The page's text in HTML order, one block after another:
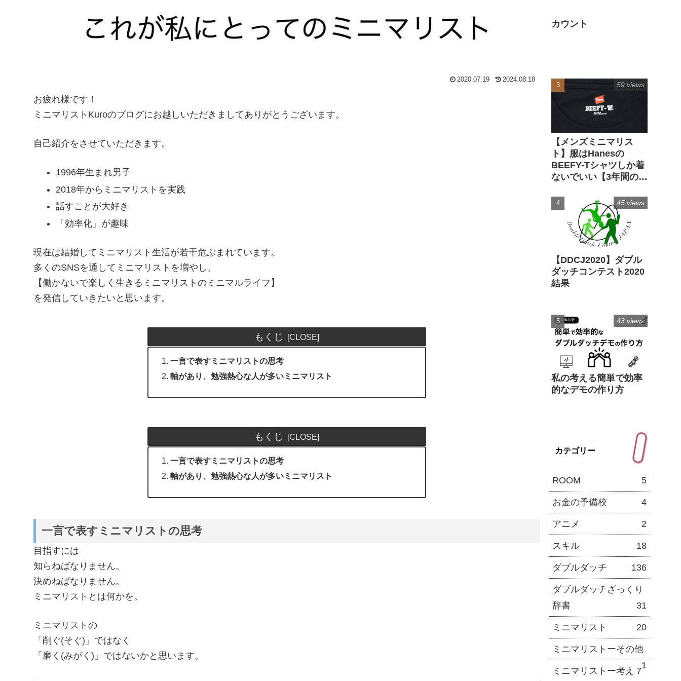
2020.07.19 2024.08.18
お疲れ様です！
ミニマリストKuroのブログにお越しいただきましてありがとうございます。
自己紹介をさせていただきます。
1996年生まれ男子
2018年からミニマリストを実践
話すことが大好き
「効率化」が趣味
現在は結婚してミニマリスト生活が若干危ぶまれています。
多くのSNSを通してミニマリストを増やし、
【働かないで楽しく生きるミニマリストのミニマルライフ】
を発信していきたいと思います。
もくじ
一言で表すミニマリストの思考
軸があり、勉強熱心な人が多いミニマリスト
もくじ
一言で表すミニマリストの思考
軸があり、勉強熱心な人が多いミニマリスト
一言で表すミニマリストの思考
目指すには
知らねばなりません。
決めねばなりません。
ミニマリストとは何かを。
ミニマリストの
「削ぐ(そぐ)」ではなく
「磨く(みがく)」ではないかと思います。
カウント
【メンズミニマリス
ト】服はHanesの
BEEFY-Tシャツしか着
ないでいい【3年間の実
59 views
【DDCJ2020】ダブル
ダッチコンテスト2020
結果
45 views
私の考える簡単で効率
的なデモの作り方
43 views
カテゴリー
ROOM 5
お金の予備校 4
アニメ 2
スキル 18
ダブルダッチ 136
ダブルダッチざっくり
辞書
31
ミニマリスト 20
ミニマリストーその他
1
ミニマリストー考え 7